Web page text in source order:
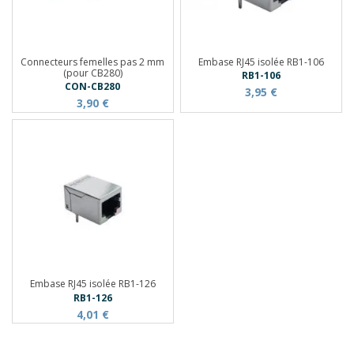
Connecteurs femelles pas 2 mm
(pour CB280)
CON-CB280
3,90 €
Embase RJ45 isolée RB1-106
RB1-106
3,95 €
Embase RJ45 isolée RB1-126
RB1-126
4,01 €